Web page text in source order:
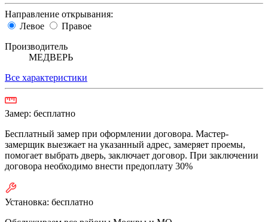
Направление открывания:
Левое
Правое
Производитель
МЕДВЕРЬ
Все характеристики
Замер: бесплатно
Бесплатный замер при оформлении договора. Мастер-
замерщик выезжает на указанный адрес, замеряет проемы,
помогает выбрать дверь, заключает договор. При заключении
договора необходимо внести предоплату 30%
Установка: бесплатно